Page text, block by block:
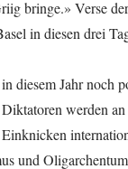
bringe.» Verse
in diesen drei
diesem Jahr noch
werden an
Einknicken
und